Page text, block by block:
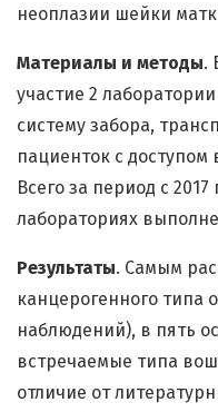
неоплазии шейки
Материалы и методы.
участие 2
систему забора,
пациенток с доступом
Всего за период с 2017
лабораториях
Результаты. Самым
канцерогенного типа
наблюдений), в пять
встречаемые типа
отличие от